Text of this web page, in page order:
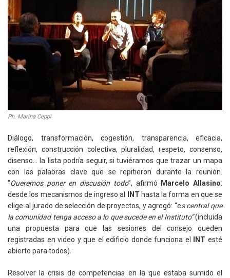
Ph. Marina Ceppi
Diálogo, transformación, cogestión, transparencia, eficacia,
reflexión, construcción colectiva, pluralidad, respeto, consenso,
disenso… la lista podría seguir, si tuviéramos que trazar un mapa
con las palabras clave que se repitieron durante la reunión.
“Queremos poner en discusión todo”, afirmó Marcelo Allasino:
desde los mecanismos de ingreso al
INT hasta la forma en que se
elige al jurado de selección de proyectos, y agregó: “es central que
la comunidad tenga acceso a lo que sucede en el Instituto”(incluida
una propuesta para que las sesiones del consejo queden
registradas en video y que el edificio donde funciona el
INT esté
abierto para todos).
Resolver la crisis de competencias en la que estaba sumido el